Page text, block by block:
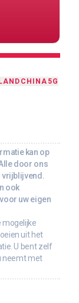
CHINA 5G
kan op
door ons
vrijblijvend.
ook
uw eigen
mogelijke
uit het
U bent zelf
neemt met